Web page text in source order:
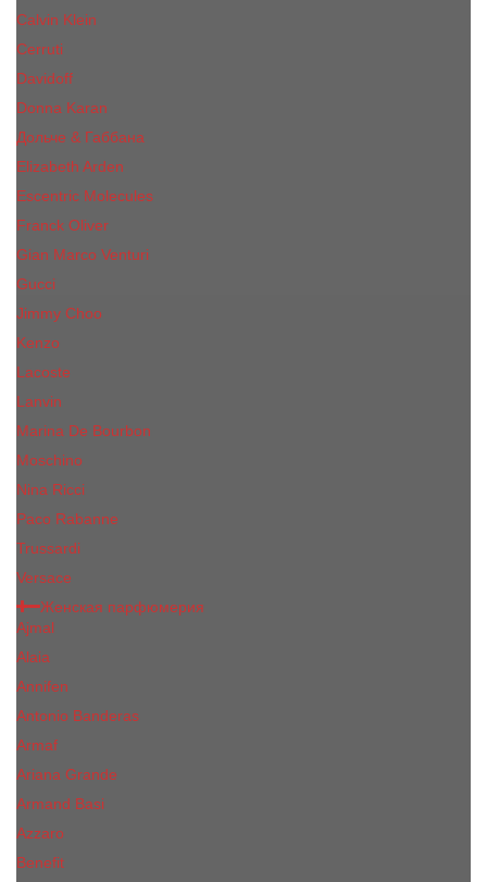
Calvin Klein
Cerruti
Davidoff
Donna Karan
Дольче & Габбана
Elizabeth Arden
Escentric Molecules
Franck Oliver
Gian Marco Venturi
Gucci
Jimmy Choo
Kenzo
Lacoste
Lanvin
Marina De Bourbon
Moschino
Nina Ricci
Paco Rabanne
Trussardi
Versace
Женская парфюмерия
Ajmal
Alaia
Annifen
Antonio Banderas
Armaf
Ariana Grande
Armand Basi
Azzaro
Benefit